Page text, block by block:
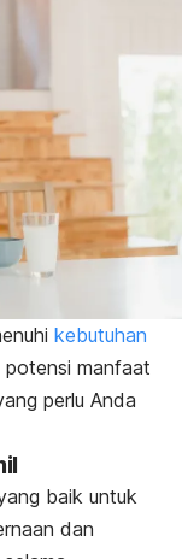
kebutuhan
potensi manfaat
perlu Anda
baik untuk
dan